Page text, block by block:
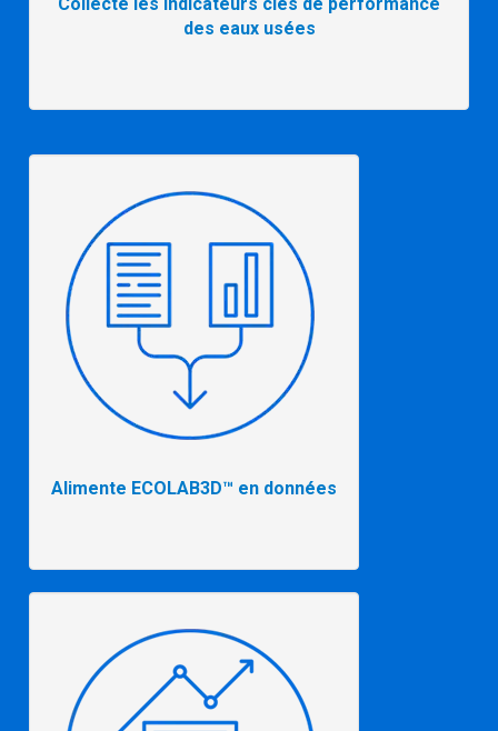
Collecte les indicateurs clés de performance
des eaux usées
Alimente ECOLAB3D™ en données